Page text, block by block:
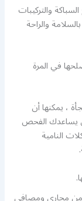
والتركيبات
والراحة
في المرة
، يمكنها أن
يساعدك الفحص
النامية